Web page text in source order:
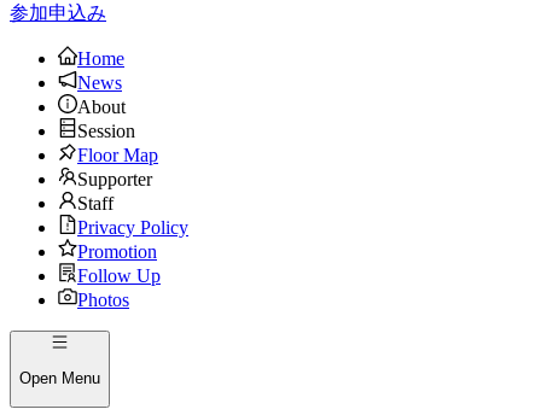
参加申込み
Home
News
About
Session
Floor Map
Supporter
Staff
Privacy Policy
Promotion
Follow Up
Photos
Open Menu